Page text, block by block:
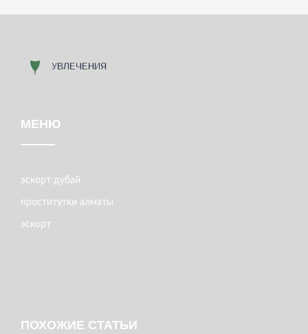
МЕНЮ
эскорт дубай
проститутки алматы
эскорт
ПОХОЖИЕ СТАТЬИ